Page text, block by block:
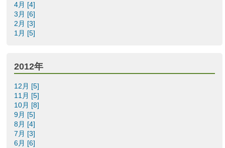
4月 [4]
3月 [6]
2月 [3]
1月 [5]
2012年
12月 [5]
11月 [5]
10月 [8]
9月 [5]
8月 [4]
7月 [3]
6月 [6]